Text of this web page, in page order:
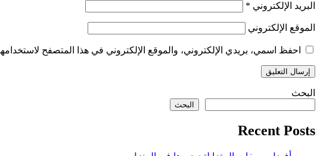
البريد الإلكتروني *
الموقع الإلكتروني
احفظ اسمي، بريدي الإلكتروني، والموقع الإلكتروني في هذا المتصفح
البحث
البحث
Recent Posts